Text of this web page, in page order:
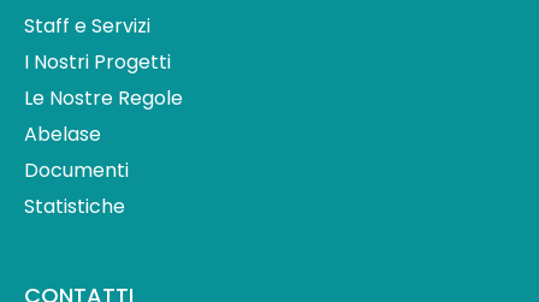
Staff e Servizi
I Nostri Progetti
Le Nostre Regole
Abelase
Documenti
Statistiche
CONTATTI